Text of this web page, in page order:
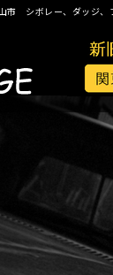
シボレー、ダッジ、